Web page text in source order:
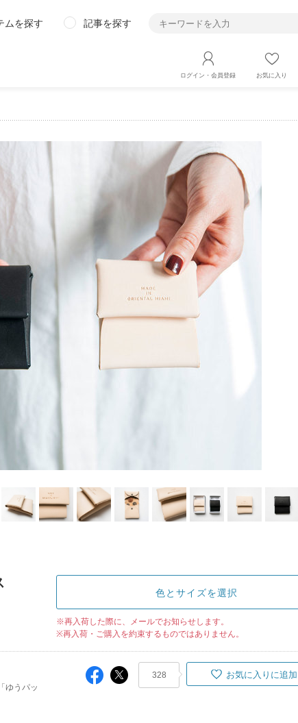
ムを探す 記事を探す
ログイン・会員登録 お気に入り
色とサイズを選択
※再入荷した際に、メールでお知らせします。
※再入荷・ご購入を約束するものではありません。
ゆうパッ
328 お気に入りに追加